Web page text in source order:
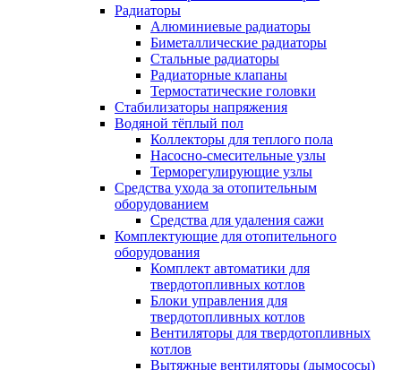
Радиаторы
Алюминиевые радиаторы
Биметаллические радиаторы
Стальные радиаторы
Радиаторные клапаны
Термостатические головки
Стабилизаторы напряжения
Водяной тёплый пол
Коллекторы для теплого пола
Насосно-смесительные узлы
Терморегулирующие узлы
Средства ухода за отопительным
оборудованием
Средства для удаления сажи
Комплектующие для отопительного
оборудования
Комплект автоматики для
твердотопливных котлов
Блоки управления для
твердотопливных котлов
Вентиляторы для твердотопливных
котлов
Вытяжные вентиляторы (дымососы)